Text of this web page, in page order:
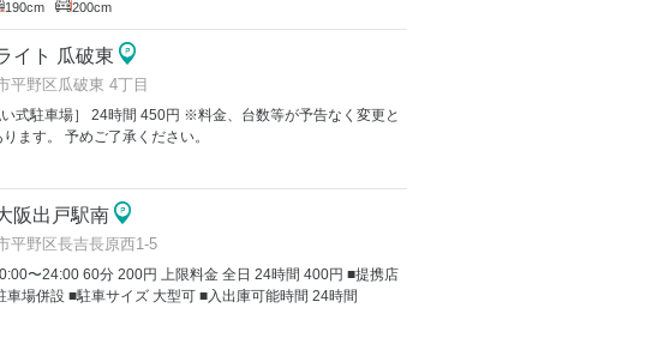
190cm 200cm
イト 瓜破東
平野区瓜破東 4丁目
式駐車場］ 24時間 450円 ※料金、台数等が予告なく変更と
ます。 予めご了承ください。
阪出戸駅南
平野区長吉長原西1-5
〜24:00 60分 200円 上限料金 全日 24時間 400円 ■提携店
車場併設 ■駐車サイズ 大型可 ■入出庫可能時間 24時間